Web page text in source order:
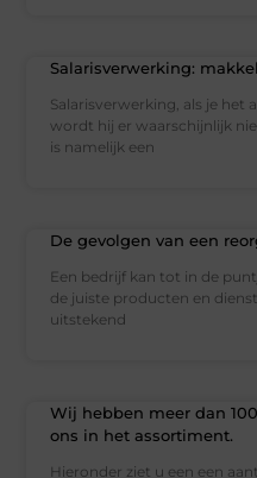
Salarisverwerking:
Salarisverwerking, als je het
wordt hij er waarschijnlijk
is namelijk een
De gevolgen van een
Een bedrijf kan tot in de
de juiste producten en
uitstekend
Wij hebben meer dan
ons in het assortiment.
Hieronder ziet u een een